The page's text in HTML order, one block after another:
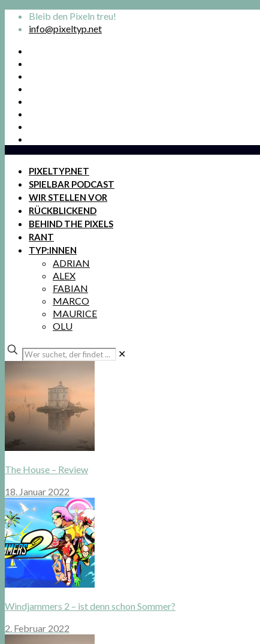
Bleib den Pixeln treu!
info@pixeltyp.net
PIXELTYP.NET
SPIELBAR PODCAST
WIR STELLEN VOR
RÜCKBLICKEND
BEHIND THE PIXELS
RANT
TYP:INNEN
ADRIAN
ALEX
FABIAN
MARCO
MAURICE
OLU
Wer
suchet,
findet
...
✕
The House – Review
18. Januar 2022
Windjammers 2 – ist denn schon Sommer?
2. Februar 2022